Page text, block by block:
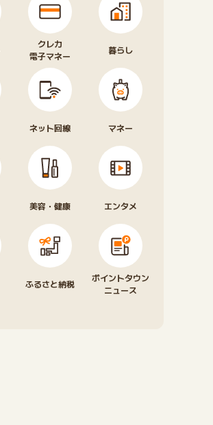
クレカ
電子マネー
暮らし
ネット回線 マネー
美容・健康 エンタメ
ふるさと納税
ポイントタウン
ニュース